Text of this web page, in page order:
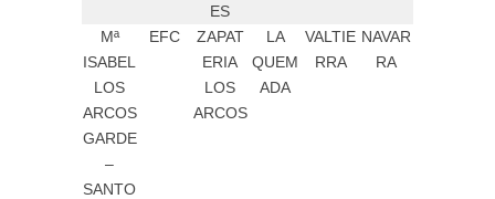
ES
Mª
ISABEL
LOS
ARCOS
GARDE
–
SANTO
EFC
ZAPAT
ERIA
LOS
ARCOS
LA
QUEM
ADA
VALTIE
RRA
NAVAR
RA